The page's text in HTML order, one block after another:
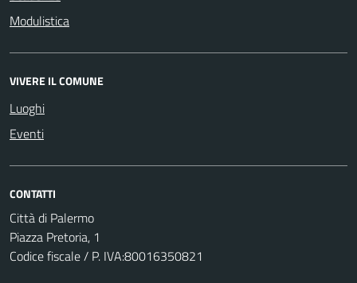
Modulistica
VIVERE IL COMUNE
Luoghi
Eventi
CONTATTI
Città di Palermo
Piazza Pretoria, 1
Codice fiscale / P. IVA:80016350821